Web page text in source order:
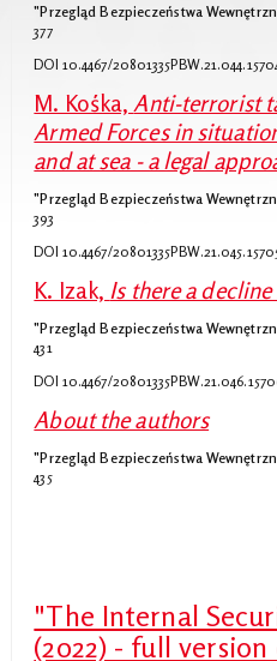
"Przegląd Bezpieczeństwa
377
DOI 10.4467/
M. Kośka, Anti-terrorist
Armed Forces in
and at sea - a legal
"Przegląd Bezpieczeństwa
393
DOI 10.4467/
K. Izak, Is there a
"Przegląd Bezpieczeństwa
431
DOI 10.4467/
About the authors
"Przegląd Bezpieczeństwa
435
"The Internal
(2022) - full